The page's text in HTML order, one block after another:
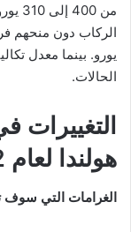
يورو. بينما معدل
الحالات.
التغييرات
هولندا لعام 2022
الغرامات التي سوف